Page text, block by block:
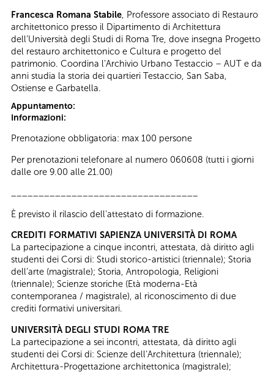
Francesca Romana Stabile, Professore associato di Restauro
architettonico presso il Dipartimento di Architettura
dell’Università degli Studi di Roma Tre, dove insegna Progetto
del restauro architettonico e Cultura e progetto del
patrimonio. Coordina l’Archivio Urbano Testaccio – AUT e da
anni studia la storia dei quartieri Testaccio, San Saba,
Ostiense e Garbatella.
Appuntamento:
Informazioni:
Prenotazione obbligatoria: max 100 persone
Per prenotazioni telefonare al numero 060608 (tutti i giorni
dalle ore 9.00 alle 21.00)
È previsto il rilascio dell’attestato di formazione.
CREDITI FORMATIVI SAPIENZA UNIVERSITÀ DI ROMA
La partecipazione a cinque incontri, attestata, dà diritto agli
studenti dei Corsi di: Studi storico-artistici (triennale); Storia
dell’arte (magistrale); Storia, Antropologia, Religioni
(triennale); Scienze storiche (Età moderna-Età
contemporanea / magistrale), al riconoscimento di due
crediti formativi universitari.
UNIVERSITÀ DEGLI STUDI ROMA TRE
La partecipazione a sei incontri, attestata, dà diritto agli
studenti dei Corsi di: Scienze dell’Architettura (triennale);
Architettura-Progettazione architettonica (magistrale);